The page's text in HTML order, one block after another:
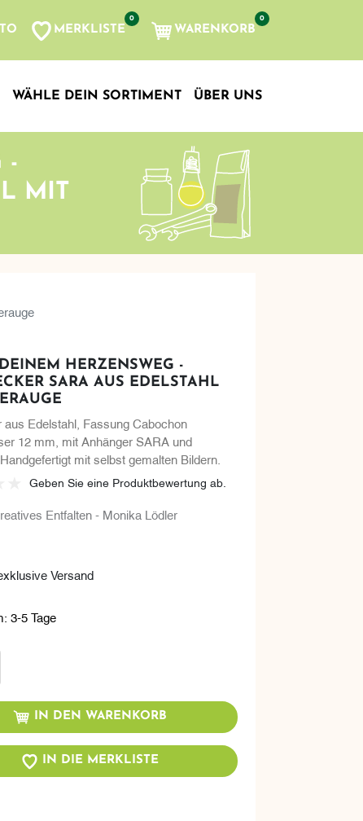
etc... MERKLISTE
0
WARENKORB
0
WÄHLE DEIN SORTIMENT ÜBER UNS
-
MIT
HERZENSWEG -
SARA AUS EDELSTAHL
aus Edelstahl, Fassung Cabochon
12 mm, mit Anhänger SARA und
Handgefertigt mit selbst gemalten Bildern.
Geben Sie eine Produktbewertung ab.
Entfalten - Monika Lödler
Versand
3-5 Tage
IN DEN WARENKORB
IN DIE MERKLISTE